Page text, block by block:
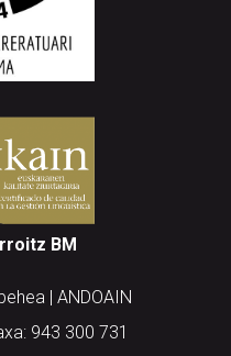
BM
| ANDOAIN
943 300 731